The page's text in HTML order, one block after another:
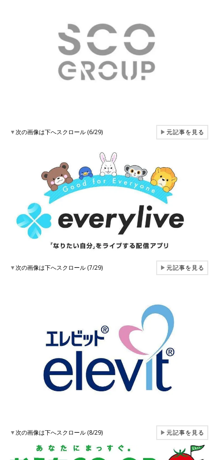
▼次の画像は下へスクロール (6/29) ▶元記事を見る
▼次の画像は下へスクロール (7/29) ▶元記事を見る
▼次の画像は下へスクロール (8/29) ▶元記事を見る